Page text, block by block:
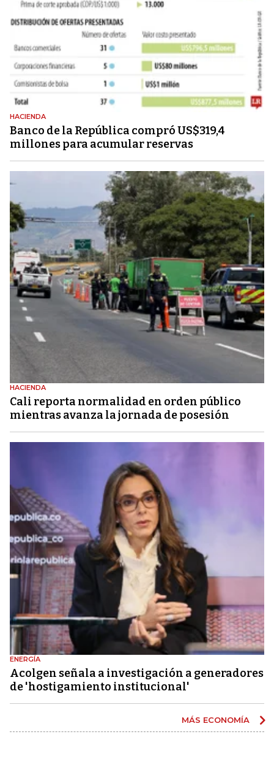
HACIENDA
Banco de la República compró US$319,4
millones para acumular reservas
HACIENDA
Cali reporta normalidad en orden público
mientras avanza la jornada de posesión
ENERGÍA
Acolgen señala a investigación a generadores
de 'hostigamiento institucional'
MÁS ECONOMÍA